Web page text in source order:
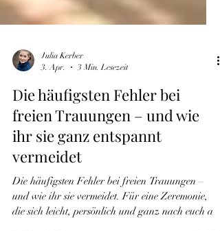
Julia Kerber
3. Apr.
Die häufigsten Fehler bei
freien Trauungen – und wie
ihr sie ganz entspannt
vermeidet